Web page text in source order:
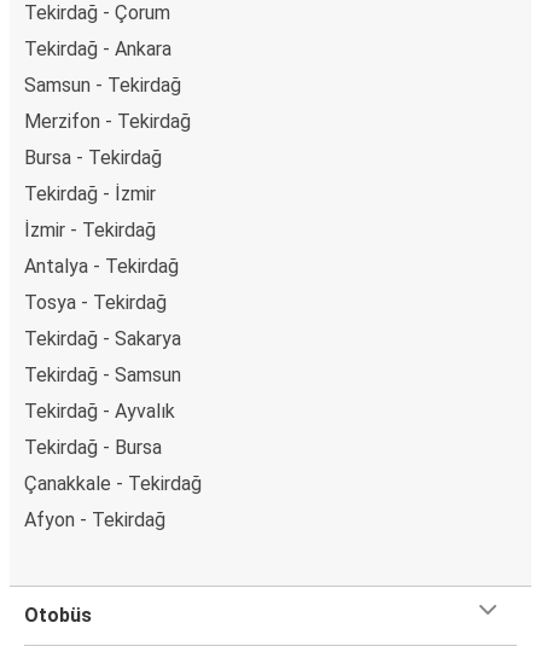
Tekirdağ - Çorum
Tekirdağ - Ankara
Samsun - Tekirdağ
Merzifon - Tekirdağ
Bursa - Tekirdağ
Tekirdağ - İzmir
İzmir - Tekirdağ
Antalya - Tekirdağ
Tosya - Tekirdağ
Tekirdağ - Sakarya
Tekirdağ - Samsun
Tekirdağ - Ayvalık
Tekirdağ - Bursa
Çanakkale - Tekirdağ
Afyon - Tekirdağ
Otobüs